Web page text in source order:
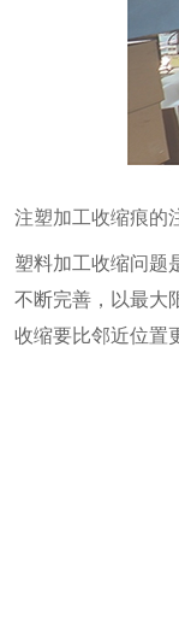
注塑加工收缩痕的
塑料加工收缩问题
不断完善，以最大
收缩要比邻近位置